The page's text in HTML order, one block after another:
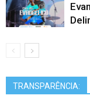
TRANSPARÊNCIA: